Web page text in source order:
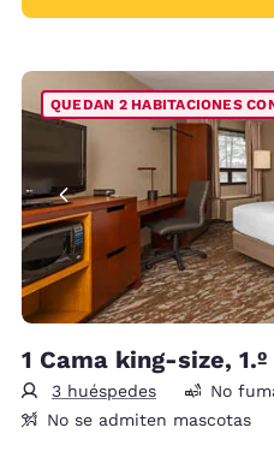
QUEDAN 2 HABITACIONES
1 Cama king-size,
3 huéspedes
No
No se admiten mascotas